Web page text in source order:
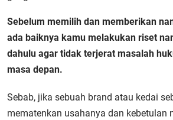
Sebelum memilih dan memberikan
ada baiknya kamu melakukan riset
dahulu agar tidak terjerat masalah
masa depan.
Sebab, jika sebuah brand atau kedai
mematenkan usahanya dan kebetulan